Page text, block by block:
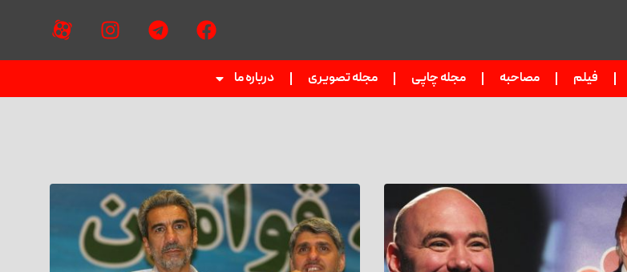
فیلم مصاحبه مجله چاپی مجله تصویری درباره ما